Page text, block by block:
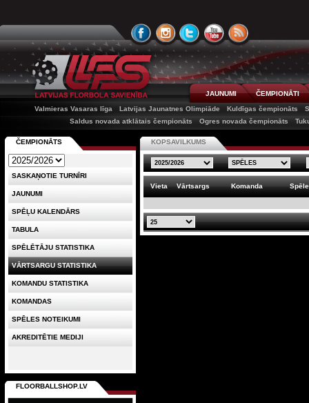
JAUNUMI
ČEMPIONĀTI
Valmieras Vasaras līga
Latvijas Jaunatnes Olimpiāde Kuldīgas čempionāts
Saldus novada atklātais čempionāts
Ogres novada čempionāts
KOPSAVILKUMS
Vieta Vārtsargs Komanda
ČEMPIONĀTS
SASKAŅOTIE TURNĪRI
JAUNUMI
SPĒĻU KALENDĀRS
TABULA
SPĒLĒTĀJU STATISTIKA
VĀRTSARGU STATISTIKA
KOMANDU STATISTIKA
KOMANDAS
SPĒLES NOTEIKUMI
AKREDITĒTIE MEDIJI
FLOORBALLSHOP.LV